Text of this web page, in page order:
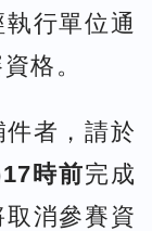
行單位通
格。
者，請於
時前完成
消參賽資